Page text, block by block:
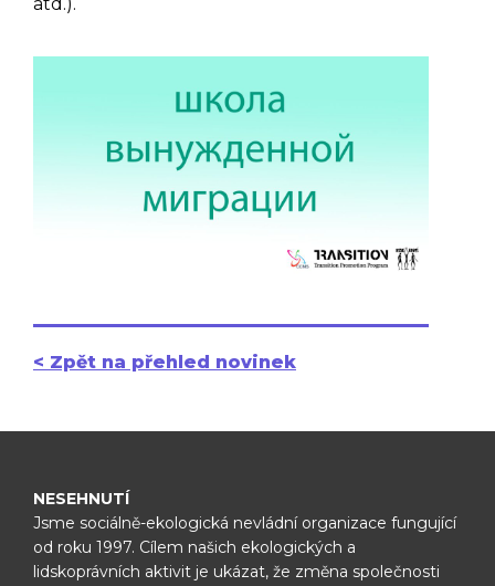
< Zpět na přehled novinek
NESEHNUTÍ
Jsme sociálně-ekologická nevládní organizace fungující
od roku 1997. Cílem našich ekologických a
lidskoprávních aktivit je ukázat, že změna společnosti